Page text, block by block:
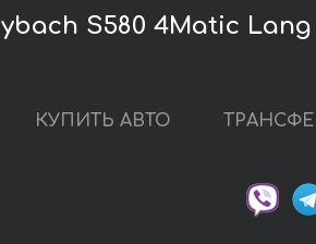
S580 4Matic Lang
КУПИТЬ АВТО